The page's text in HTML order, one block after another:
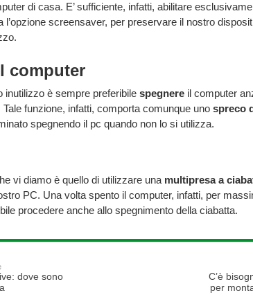
di casa. E’ sufficiente, infatti, abilitare
l’opzione screensaver, per preservare il nostro
computer
inutilizzo è sempre preferibile spegnereil computer
Tale funzione, infatti, comporta comunque uno spreco
spegnendo il pc quando non lo si utilizza.
vi diamo è quello di utilizzare una multipresa a
PC. Una volta spento il computer, infatti, per
procedere anche allo spegnimento della ciabatta.
dove sono
C’è
per